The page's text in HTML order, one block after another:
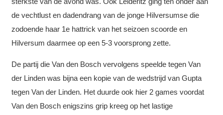
de vechtlust en dadendrang van de jonge Hilversumse die
zodoende haar 1e hattrick van het seizoen scoorde en
Hilversum daarmee op een 5-3 voorsprong zette.
De partij die Van den Bosch vervolgens speelde tegen Van
der Linden was bijna een kopie van de wedstrijd van Gupta
tegen Van der Linden. Het duurde ook hier 2 games voordat
Van den Bosch enigszins grip kreeg op het lastige